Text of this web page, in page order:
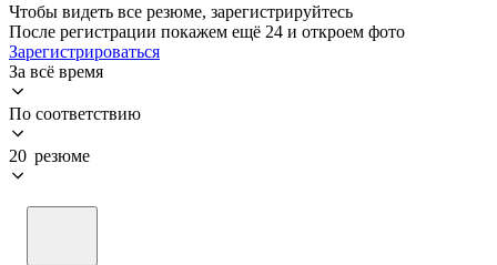
Чтобы видеть все резюме, зарегистрируйтесь
После регистрации покажем ещё 24 и откроем фото
Зарегистрироваться
За всё время
По соответствию
20 резюме